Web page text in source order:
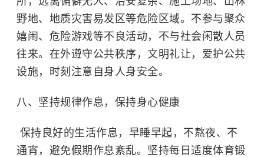
野地、地质灾害易发区等危险区域。不参与聚众
嬉闹、危险游戏等不良活动，不与社会闲散人员
往来。在外遵守公共秩序，文明礼让，爱护公共
设施，时刻注意自身人身安全。
八、坚持规律作息，保持身心健康
保持良好的生活作息，早睡早起，不熬夜、不
通宵，避免假期作息紊乱。坚持每日适度体育锻